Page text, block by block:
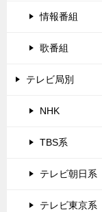
情報番組
歌番組
テレビ局別
NHK
TBS系
テレビ朝日系
テレビ東京系